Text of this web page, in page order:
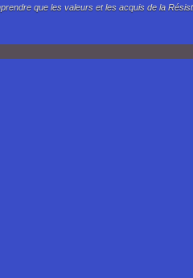
que les valeurs et les acquis de la